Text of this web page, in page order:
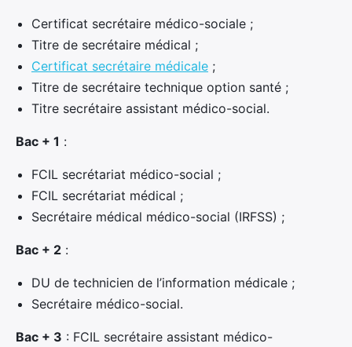
Certificat secrétaire médico-sociale ;
Titre de secrétaire médical ;
Certificat secrétaire médicale ;
Titre de secrétaire technique option santé ;
Titre secrétaire assistant médico-social.
Bac + 1 :
FCIL secrétariat médico-social ;
FCIL secrétariat médical ;
Secrétaire médical médico-social (IRFSS) ;
Bac + 2 :
DU de technicien de l’information médicale ;
Secrétaire médico-social.
Bac + 3 : FCIL secrétaire assistant médico-